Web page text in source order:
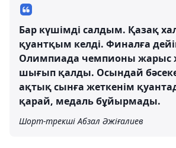
Бар күшімді салдым. Қазақ
қуантқым келді. Финалға
Олимпиада чемпионы жарыс
шығып қалды. Осындай
ақтық сынға жеткенім
қарай, медаль бұйырмады.
Шорт-трекші Абзал Әжіғалиев